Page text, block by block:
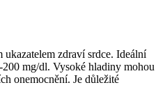
zdraví srdce. Ideální
mg/dl. Vysoké hladiny mohou
onemocnění. Je důležité